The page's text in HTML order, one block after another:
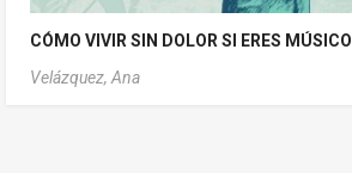
CÓMO VIVIR SIN DOLOR SI ERES MÚSICO
Velázquez, Ana